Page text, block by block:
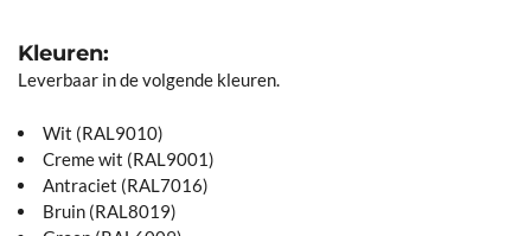
Kleuren:
Leverbaar in de volgende kleuren.
Wit (RAL9010)
Creme wit (RAL9001)
Antraciet (RAL7016)
Bruin (RAL8019)